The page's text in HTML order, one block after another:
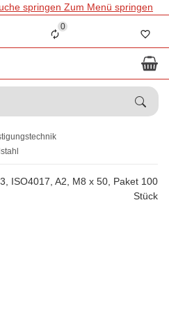
springen Zum Menü springen
0